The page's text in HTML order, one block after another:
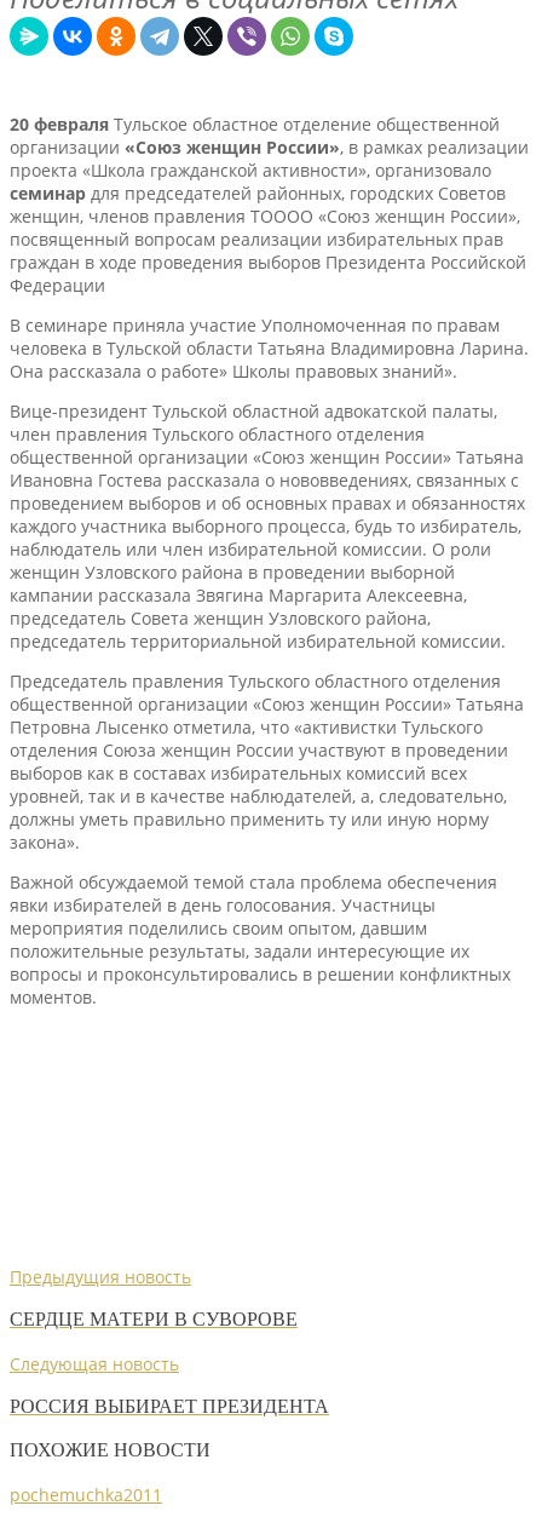
20 февраля Тульское областное отделение общественной
организации «Союз женщин России», в рамках реализации
проекта «Школа гражданской активности», организовало
семинар для председателей районных, городских Советов
женщин, членов правления ТОООО «Союз женщин России»,
посвященный вопросам реализации избирательных прав
граждан в ходе проведения выборов Президента Российской
Федерации
В семинаре приняла участие Уполномоченная по правам
человека в Тульской области Татьяна Владимировна Ларина.
Она рассказала о работе» Школы правовых знаний».
Вице-президент Тульской областной адвокатской палаты,
член правления Тульского областного отделения
общественной организации «Союз женщин России» Татьяна
Ивановна Гостева рассказала о нововведениях, связанных с
проведением выборов и об основных правах и обязанностях
каждого участника выборного процесса, будь то избиратель,
наблюдатель или член избирательной комиссии. О роли
женщин Узловского района в проведении выборной
кампании рассказала Звягина Маргарита Алексеевна,
председатель Совета женщин Узловского района,
председатель территориальной избирательной комиссии.
Председатель правления Тульского областного отделения
общественной организации «Союз женщин России» Татьяна
Петровна Лысенко отметила, что «активистки Тульского
отделения Союза женщин России участвуют в проведении
выборов как в составах избирательных комиссий всех
уровней, так и в качестве наблюдателей, а, следовательно,
должны уметь правильно применить ту или иную норму
закона».
Важной обсуждаемой темой стала проблема обеспечения
явки избирателей в день голосования. Участницы
мероприятия поделились своим опытом, давшим
положительные результаты, задали интересующие их
вопросы и проконсультировались в решении конфликтных
моментов.
Предыдущия новость
СЕРДЦЕ МАТЕРИ В СУВОРОВЕ
Следующая новость
РОССИЯ ВЫБИРАЕТ ПРЕЗИДЕНТА
ПОХОЖИЕ НОВОСТИ
pochemuchka2011